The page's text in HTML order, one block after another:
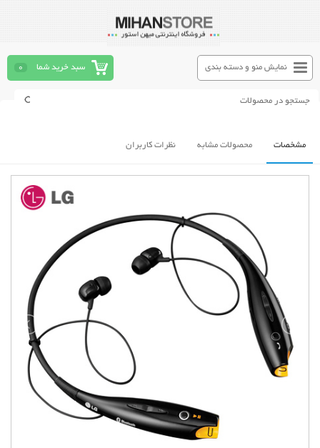
سبد خرید شما 0 نمایش منو و دسته بندی
مشخصات محصولات مشابه نظرات کاربران